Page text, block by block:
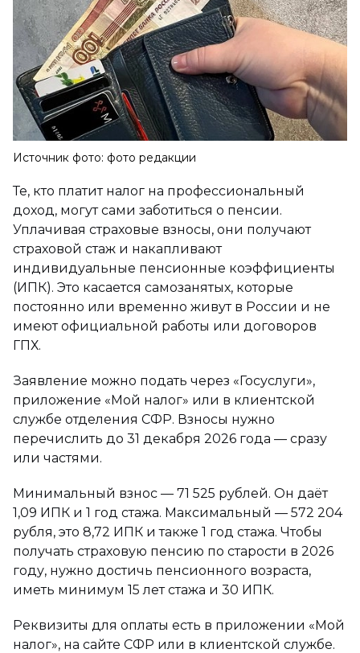
Источник фото: фото редакции
Те, кто платит налог на профессиональный
доход, могут сами заботиться о пенсии.
Уплачивая страховые взносы, они получают
страховой стаж и накапливают
индивидуальные пенсионные коэффициенты
(ИПК). Это касается самозанятых, которые
постоянно или временно живут в России и не
имеют официальной работы или договоров
ГПХ.
Заявление можно подать через «Госуслуги»,
приложение «Мой налог» или в клиентской
службе отделения СФР. Взносы нужно
перечислить до 31 декабря 2026 года — сразу
или частями.
Минимальный взнос — 71 525 рублей. Он даёт
1,09 ИПК и 1 год стажа. Максимальный — 572 204
рубля, это 8,72 ИПК и также 1 год стажа. Чтобы
получать страховую пенсию по старости в 2026
году, нужно достичь пенсионного возраста,
иметь минимум 15 лет стажа и 30 ИПК.
Реквизиты для оплаты есть в приложении «Мой
налог», на сайте СФР или в клиентской службе.